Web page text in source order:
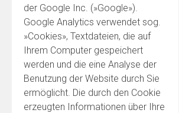
der Google Inc. (»Google»).
Google Analytics verwendet sog.
»Cookies», Textdateien, die auf
Ihrem Computer gespeichert
werden und die eine Analyse der
Benutzung der Website durch Sie
ermöglicht. Die durch den Cookie
erzeugten Informationen über Ihre